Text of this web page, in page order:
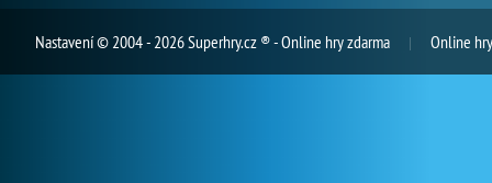
Nastavení© 2004 - 2026 Superhry.cz ® - Online hry zdarma Online hry